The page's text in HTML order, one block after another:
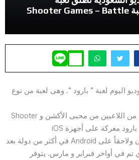
“Barood” أحدث لعبة Shooter Games – Battle
لعبة ” بارود “. وهى لعبة من نوع
Battle Royale لجذب مزيد من اللاعبين من محبى الأكشن و Shooter
في البداية قبل شهر رمضان ولاحقاً على Android في أكثر من دولة بعد
تم في أواخر فبراير و مارس. يتوفر